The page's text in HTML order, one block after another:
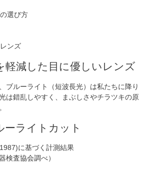
軽減した目に優しいレンズ
ブルーライト（短波長光）は私たちに降り
は錯乱しやすく、まぶしさやチラツキの原
ーライトカット
に基づく計測結果
検査協会調べ）